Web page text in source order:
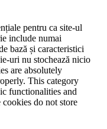
pentru ca site-ul
include numai
bază și caracteristici
uri nu stochează nicio
are absolutely
This category
functionalities and
do not store